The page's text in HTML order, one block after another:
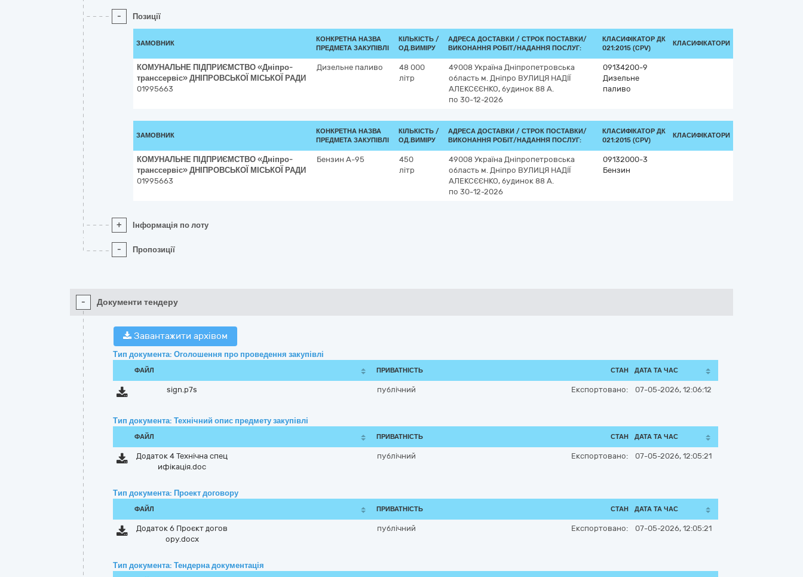
- Позиції
ЗАМОВНИК
КОНКРЕТНА НАЗВА
ПРЕДМЕТА ЗАКУПІВЛІ
КІЛЬКІСТЬ /
ОД.ВИМІРУ
АДРЕСА ДОСТАВКИ / СТРОК ПОСТАВКИ/
ВИКОНАННЯ РОБІТ/НАДАННЯ ПОСЛУГ:
КЛАСИФІКАТОР ДК
021:2015 (CPV)
КЛАСИФІКАТОРИ
КОМУНАЛЬНЕ ПІДПРИЄМСТВО «Дні­про­
транс­сер­віс» ДНІПРОВСЬКОЇ МІСЬКОЇ РАДИ
01995663
Дизельне паливо
48 000
літр
49008 Україна Дніпропетровська
область м. Дніпро ВУЛИЦЯ НАДІЇ
АЛЕКСЄЄНКО, будинок 88 А.
по 30-12-2026
09134200-9
Дизельне
паливо
ЗАМОВНИК
КОНКРЕТНА НАЗВА
ПРЕДМЕТА ЗАКУПІВЛІ
КІЛЬКІСТЬ /
ОД.ВИМІРУ
АДРЕСА ДОСТАВКИ / СТРОК ПОСТАВКИ/
ВИКОНАННЯ РОБІТ/НАДАННЯ ПОСЛУГ:
КЛАСИФІКАТОР ДК
021:2015 (CPV)
КЛАСИФІКАТОРИ
КОМУНАЛЬНЕ ПІДПРИЄМСТВО «Дні­про­
транс­сер­віс» ДНІПРОВСЬКОЇ МІСЬКОЇ РАДИ
01995663
Бензин А-95
450
літр
49008 Україна Дніпропетровська
область м. Дніпро ВУЛИЦЯ НАДІЇ
АЛЕКСЄЄНКО, будинок 88 А.
по 30-12-2026
09132000-3
Бензин
+ Інформація по лоту
- Пропозиції
- Документи тендеру
Завантажити архівом
Тип документа: Оголошення про проведення закупівлі
ФАЙЛ ПРИВАТНІСТЬ СТАН ДАТА ТА ЧАС
sign.p7s публічний Експортовано: 07-05-2026, 12:06:12
Тип документа: Технічний опис предмету закупівлі
ФАЙЛ ПРИВАТНІСТЬ СТАН ДАТА ТА ЧАС
Додаток 4 Технічна спец
ифікація.doc
публічний Експортовано: 07-05-2026, 12:05:21
Тип документа: Проект договору
ФАЙЛ ПРИВАТНІСТЬ СТАН ДАТА ТА ЧАС
Додаток 6 Проєкт догов
ору.docx
публічний Експортовано: 07-05-2026, 12:05:21
Тип документа: Тендерна документація